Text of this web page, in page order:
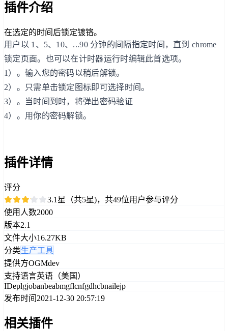
插件介绍
在选定的时间后锁定镀铬。
用户以 1、5、10、...90 分钟的间隔指定时间，直到 chrome
锁定页面。也可以在计时器运行时编辑此首选项。
1）。输入您的密码以稍后解锁。
2）。只需单击锁定图标即可选择时间。
3）。当时间到时，将弹出密码验证
4）。用你的密码解锁。
插件详情
评分
3.1星（共5星)，共49位用户参与评分
使用人数2000
版本2.1
文件大小16.27KB
分类生产工具
提供方OGMdev
支持语言英语（美国）
IDeplgjobanbeabmgflcnfgdhcbnailejp
发布时间 2021-12-30 20:57:19
相关插件